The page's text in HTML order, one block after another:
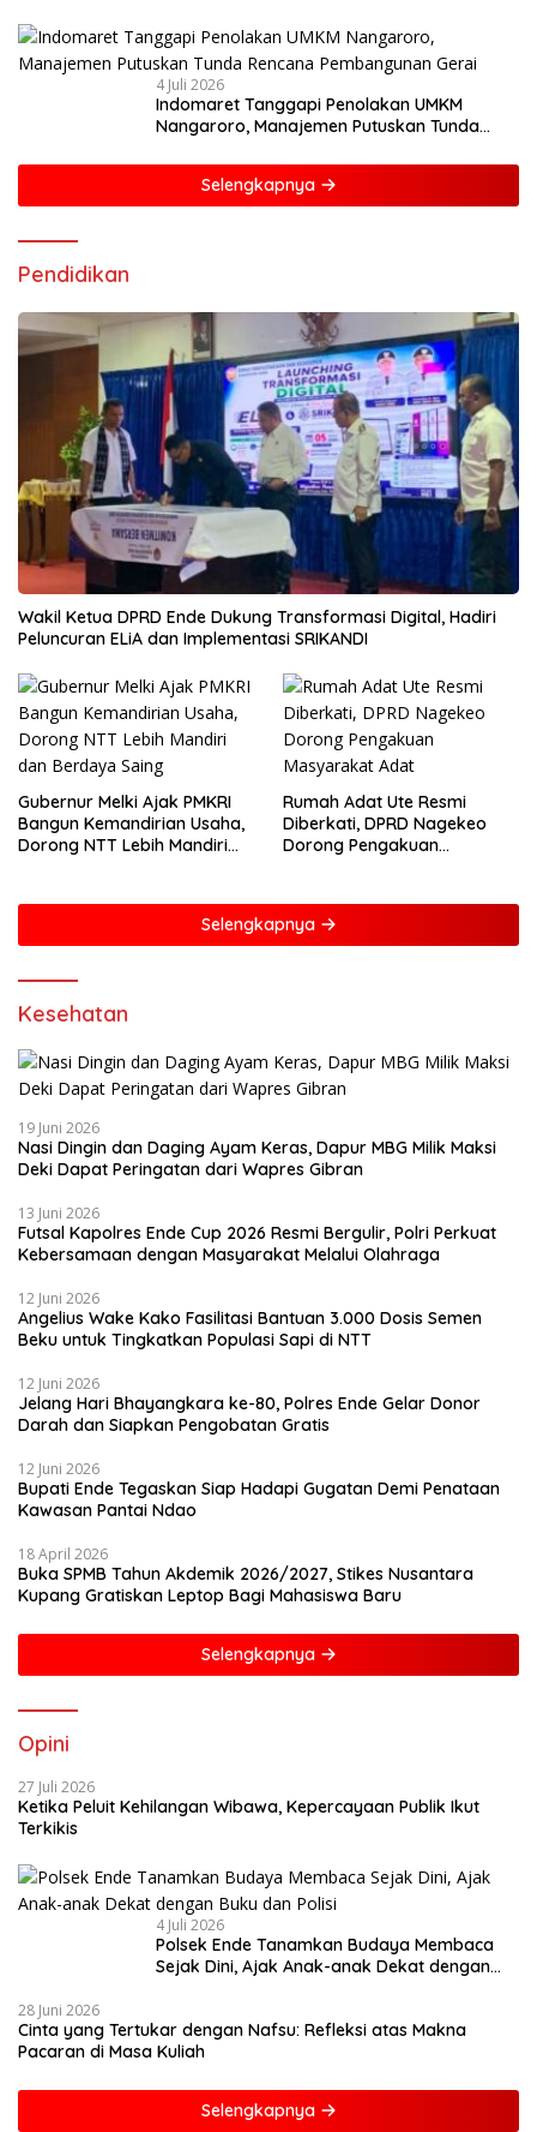
4 Juli 2026
Indomaret Tanggapi Penolakan UMKM
Nangaroro, Manajemen Putuskan Tunda
Selengkapnya
Pendidikan
Wakil Ketua DPRD Ende Dukung Transformasi Digital, Hadiri
Peluncuran ELiA dan Implementasi SRIKANDI
Gubernur Melki Ajak PMKRI
Bangun Kemandirian Usaha,
Dorong NTT Lebih Mandiri
Rumah Adat Ute Resmi
Diberkati, DPRD Nagekeo
Dorong Pengakuan
Selengkapnya
Kesehatan
19 Juni 2026
Nasi Dingin dan Daging Ayam Keras, Dapur MBG Milik Maksi
Deki Dapat Peringatan dari Wapres Gibran
13 Juni 2026
Futsal Kapolres Ende Cup 2026 Resmi Bergulir, Polri Perkuat
Kebersamaan dengan Masyarakat Melalui Olahraga
12 Juni 2026
Angelius Wake Kako Fasilitasi Bantuan 3.000 Dosis Semen
Beku untuk Tingkatkan Populasi Sapi di NTT
12 Juni 2026
Jelang Hari Bhayangkara ke-80, Polres Ende Gelar Donor
Darah dan Siapkan Pengobatan Gratis
12 Juni 2026
Bupati Ende Tegaskan Siap Hadapi Gugatan Demi Penataan
Kawasan Pantai Ndao
18 April 2026
Buka SPMB Tahun Akdemik 2026/2027, Stikes Nusantara
Kupang Gratiskan Leptop Bagi Mahasiswa Baru
Selengkapnya
Opini
27 Juli 2026
Ketika Peluit Kehilangan Wibawa, Kepercayaan Publik Ikut
Terkikis
4 Juli 2026
Polsek Ende Tanamkan Budaya Membaca
Sejak Dini, Ajak Anak-anak Dekat dengan
28 Juni 2026
Cinta yang Tertukar dengan Nafsu: Refleksi atas Makna
Pacaran di Masa Kuliah
Selengkapnya